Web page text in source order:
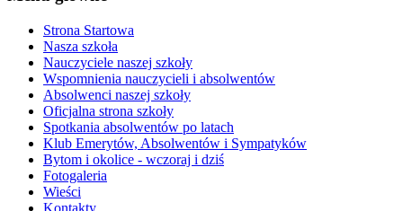
Strona Startowa
Nasza szkoła
Nauczyciele naszej szkoły
Wspomnienia nauczycieli i absolwentów
Absolwenci naszej szkoły
Oficjalna strona szkoły
Spotkania absolwentów po latach
Klub Emerytów, Absolwentów i Sympatyków
Bytom i okolice - wczoraj i dziś
Fotogaleria
Wieści
Kontakty